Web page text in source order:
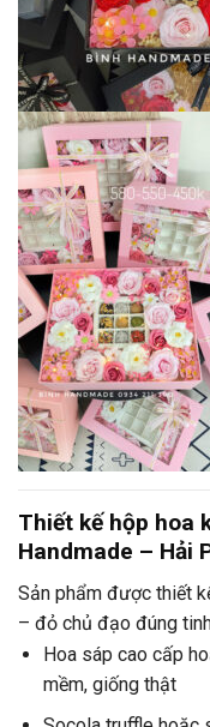
Thiết kế hộp hoa
Handmade – Hải
Sản phẩm được thiết
– đỏ chủ đạo đúng
Hoa sáp cao cấp
mềm, giống thật